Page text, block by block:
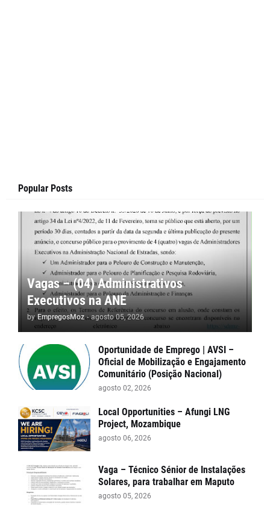
Popular Posts
Vagas – (04) Administrativos
Executivos na ANE
by EmpregosMoz - agosto 05, 2026
Oportunidade de Emprego | AVSI –
Oficial de Mobilização e Engajamento
Comunitário (Posição Nacional)
agosto 02, 2026
Local Opportunities – Afungi LNG
Project, Mozambique
agosto 06, 2026
Vaga – Técnico Sénior de Instalações
Solares, para trabalhar em Maputo
agosto 05, 2026